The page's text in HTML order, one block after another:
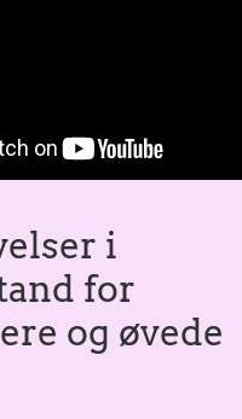
i
for
og øvede